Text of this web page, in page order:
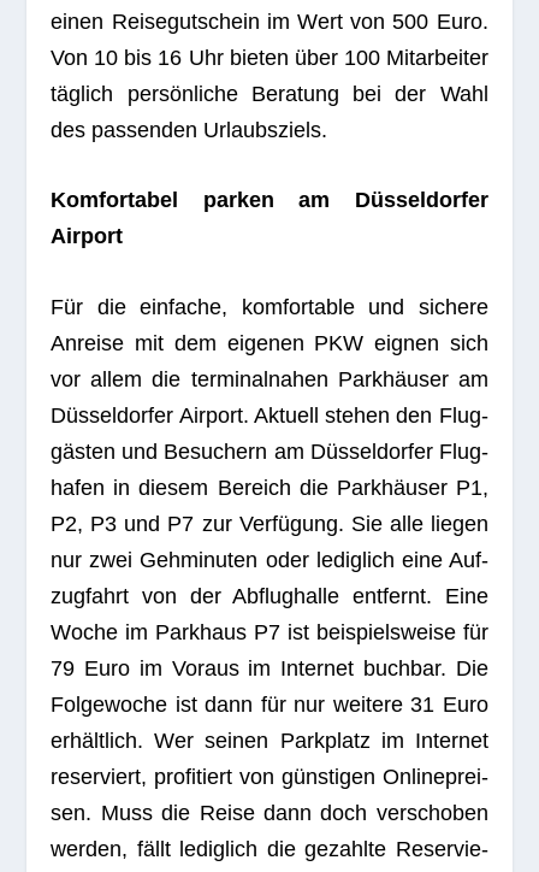
einen Rei­se­gut­schein im Wert von 500 Euro.
Von 10 bis 16 Uhr bie­ten über 100 Mit­ar­bei­ter
täg­lich per­sön­li­che Bera­tung bei der Wahl
des pas­sen­den Urlaubsziels.
Kom­for­ta­bel par­ken am Düs­sel­dor­fer
Airport
Für die ein­fa­che, kom­for­ta­ble und sichere
Anreise mit dem eige­nen PKW eig­nen sich
vor allem die ter­mi­nal­na­hen Park­häu­ser am
Düs­sel­dor­fer Air­port. Aktu­ell ste­hen den Flug­
gäs­ten und Besu­chern am Düs­sel­dor­fer Flug­
ha­fen in die­sem Bereich die Park­häu­ser P1,
P2, P3 und P7 zur Ver­fü­gung. Sie alle lie­gen
nur zwei Geh­mi­nu­ten oder ledig­lich eine Auf­
zug­fahrt von der Abflug­halle ent­fernt. Eine
Woche im Park­haus P7 ist bei­spiels­weise für
79 Euro im Vor­aus im Inter­net buch­bar. Die
Fol­ge­wo­che ist dann für nur wei­tere 31 Euro
erhält­lich. Wer sei­nen Park­platz im Inter­net
reser­viert, pro­fi­tiert von güns­ti­gen Online­prei­
sen. Muss die Reise dann doch ver­scho­ben
wer­den, fällt ledig­lich die gezahlte Reser­vie­